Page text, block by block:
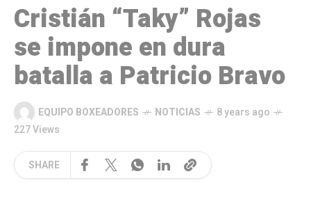
Cristián “Taky” Rojas
se impone en dura
batalla a Patricio Bravo
EQUIPO BOXEADORES NOTICIAS
8 years ago
227 Views
SHARE